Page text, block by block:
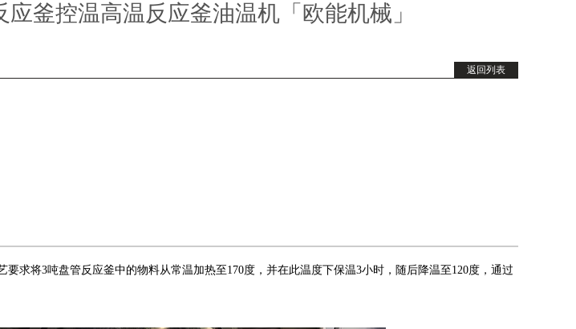
釜控温高温反应釜油温机「欧能机械」
返回列表
求将3吨盘管反应釜中的物料从常温加热至170度，并在此温度下保温3小时，随后降温至120度，通过